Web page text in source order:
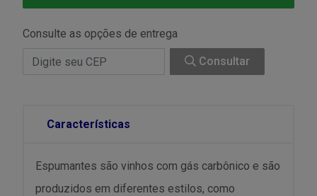
Consulte as opções de entrega
Consultar
Características
Espumantes são vinhos com gás carbônico e são
produzidos em diferentes estilos, como